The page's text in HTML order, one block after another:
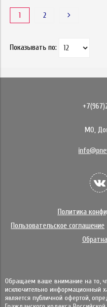
1 2
Показывать по:
МО,
Политика
Пользовательское соглашение
Обращаем ваше внимание на то,
исключительно информационный
является публичной офертой,